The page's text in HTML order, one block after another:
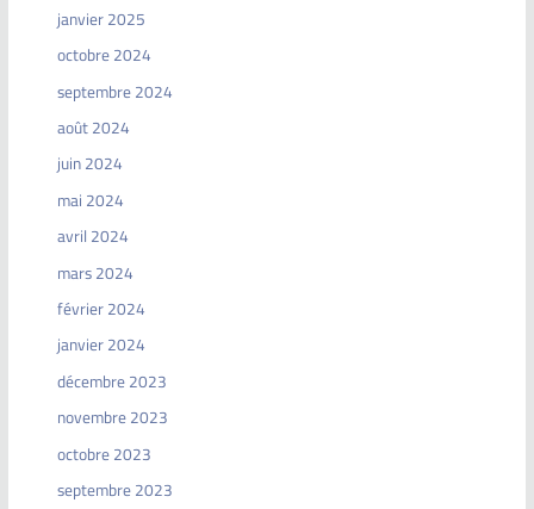
janvier 2025
octobre 2024
septembre 2024
août 2024
juin 2024
mai 2024
avril 2024
mars 2024
février 2024
janvier 2024
décembre 2023
novembre 2023
octobre 2023
septembre 2023